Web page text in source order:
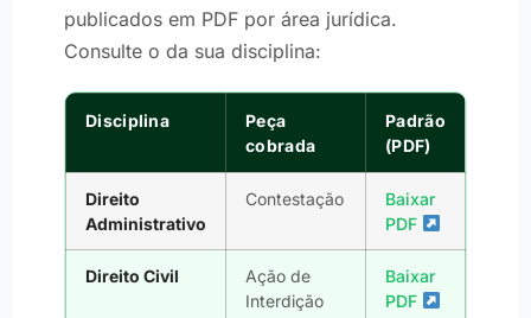
publicados em PDF por área jurídica.
Consulte o da sua disciplina:
Disciplina
Peça
cobrada
Padrão
(PDF)
Direito
Administrativo
Contestação
Baixar
PDF
Direito Civil
Ação de
Interdição
Baixar
PDF